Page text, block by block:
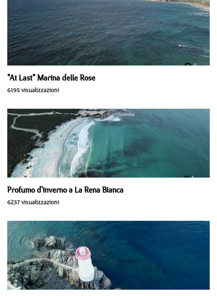
"At Last" Marina delle Rose
6195 visualizzazioni
Profumo d'inverno a La Rena Bianca
6237 visualizzazioni